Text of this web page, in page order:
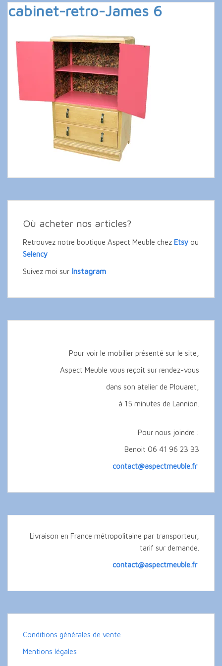
cabinet-retro-James 6
Où acheter nos articles?
Retrouvez notre boutique Aspect Meuble chez Etsy ou
Selency
Suivez moi sur Instagram
Pour voir le mobilier présenté sur le site,
Aspect Meuble vous reçoit sur rendez-vous
dans son atelier de Plouaret,
à 15 minutes de Lannion.
Pour nous joindre :
Benoit 06 41 96 23 33
contact@aspectmeuble.fr
Livraison en France métropolitaine par transporteur,
tarif sur demande.
contact@aspectmeuble.fr
Conditions générales de vente
Mentions légales